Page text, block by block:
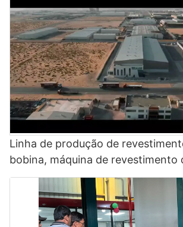
de pintura colorida
Linha de produção de
bobina, máquina de revestimento
bobinas de aço de alumínio